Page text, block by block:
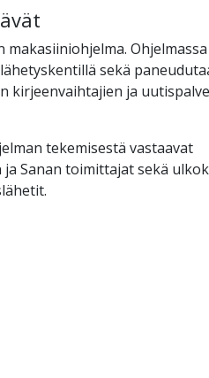
makasiiniohjelma. Ohjelmassa
sekä
kirjeenvaihtajien ja
tekemisestä vastaavat
Sanan toimittajat sekä